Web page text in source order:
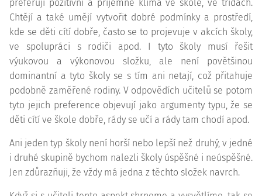
preferují pozitivní a příjemné klima ve škole, ve třídách.
Chtějí a také umějí vytvořit dobré podmínky a prostředí,
kde se děti cítí dobře, často se to projevuje v akcích školy,
ve spolupráci s rodiči apod. I tyto školy musí řešit
výukovou a výkonovou složku, ale není povětšinou
dominantní a tyto školy se s tím ani netají, což přitahuje
podobně zaměřené rodiny. V odpovědích učitelů se potom
tyto jejich preference objevují jako argumenty typu, že se
děti cítí ve škole dobře, rády se učí a rády tam chodí apod.
Ani jeden typ školy není horší nebo lepší než druhý, v jedné
i druhé skupině bychom nalezli školy úspěšné i neúspěšné.
Jen zdůrazňuji, že vždy má jedna z těchto složek navrch.